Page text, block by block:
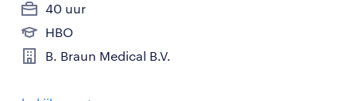
40 uur
HBO
B. Braun Medical B.V.